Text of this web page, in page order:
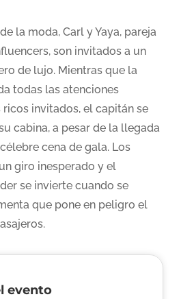
la moda, Carl y Yaya, pareja
son invitados a un
de lujo. Mientras que la
todas las atenciones
ricos invitados, el capitán se
cabina, a pesar de la llegada
cena de gala. Los
giro inesperado y el
se invierte cuando se
que pone en peligro el
evento